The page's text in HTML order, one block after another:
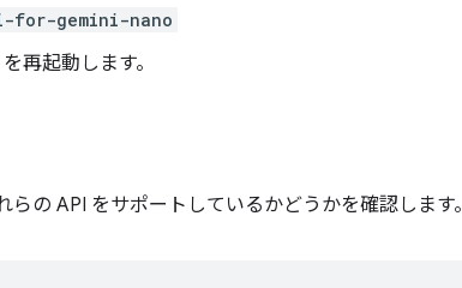
gemini-nano
再起動します。
の API をサポートしているかどうかを確認します。